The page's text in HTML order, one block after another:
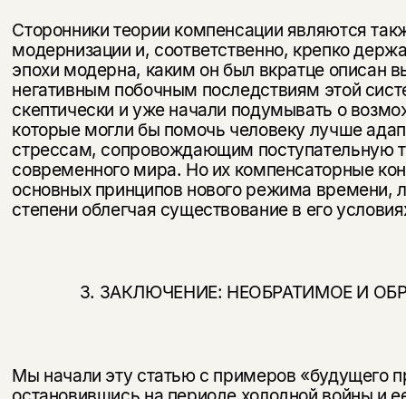
Сторонники теории компенсации являются
модерни­зации и, соответственно, крепко
эпохи модерна, каким он был вкратце описан
негативным побочным послед­ствиям этой
скептически и уже начали подумывать о
которые могли бы помочь человеку лучше
стрессам, сопровождающим поступательную
современного мира. Но их компенсаторные
основных принципов нового режима времени,
степени облегчая существование в его
3. ЗАКЛЮЧЕНИЕ: НЕОБРАТИМОЕ И
Мы начали эту статью с примеров «будущего